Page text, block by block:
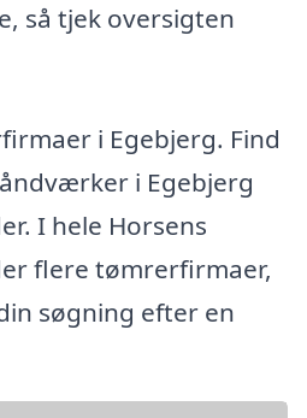
så tjek oversigten
i Egebjerg. Find
i Egebjerg
I hele Horsens
flere tømrerfirmaer,
søgning efter en